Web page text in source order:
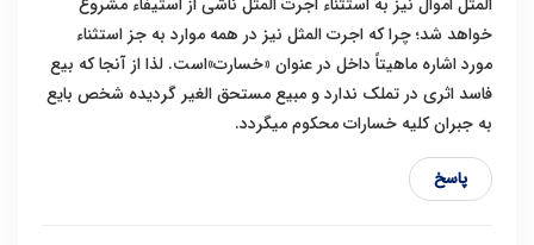
المثل اموال نیز به استثناء اجرت المثل ناشی از استیفاء مشروع
خواهد شد؛ چرا که اجرت المثل نیز در همه موارد به جز استثناء
مورد اشاره ماهیتاً داخل در عنوان «خسارت»است. لذا از آنجا که بیع
فاسد اثری در تملک ندارد و مبیع مستحق الغیر گردیده شخص بایع
به جبران کلیه خسارات محکوم میگردد.
پاسخ